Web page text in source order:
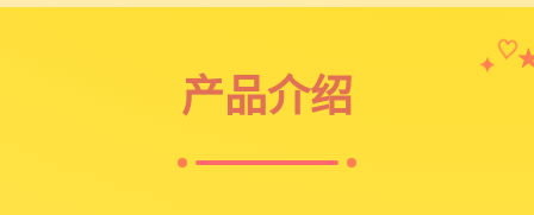
产品介绍
✦ ♡